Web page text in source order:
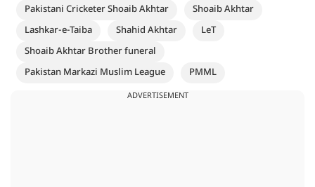
Pakistani Cricketer Shoaib Akhtar
Shoaib Akhtar
Lashkar-e-Taiba
Shahid Akhtar
LeT
Shoaib Akhtar Brother funeral
Pakistan Markazi Muslim League
PMML
ADVERTISEMENT